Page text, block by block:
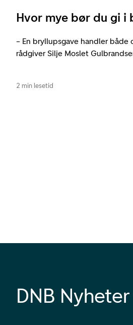
Hvor mye bør du gi i
– En bryllupsgave handler både
rådgiver Silje Moslet
2 min lesetid
DNB Nyheter